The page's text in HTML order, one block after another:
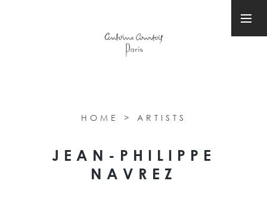
HOME > ARTISTS
JEAN-PHILIPPE
NAVREZ